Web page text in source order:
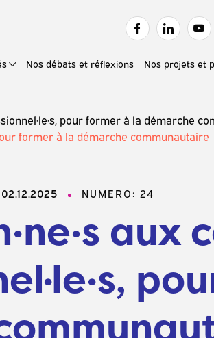
Nos débats et réflexions Nos projets et
pour former à la démarche
former à la démarche communautaire
02.12.2025 NUMERO: 24
aux